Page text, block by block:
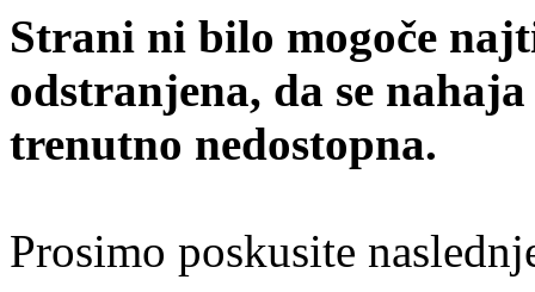
Strani ni bilo mogoče
odstranjena, da se
trenutno nedostopna.
Prosimo poskusite